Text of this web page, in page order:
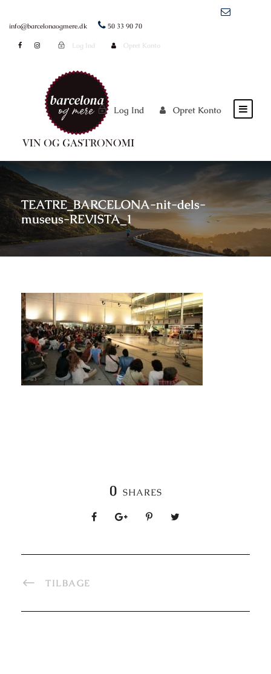
info@barcelonaogmere.dk 50 33 90 70
Log Ind Opret Konto
Log Ind Opret Konto
TEATRE_BARCELONA-nit-dels-
museus-REVISTA_1
0 SHARES
TILBAGE